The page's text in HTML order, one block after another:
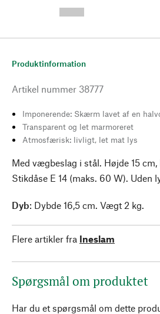
Produktinformation
Artikel nummer 38777
Imponerende: Skærm lavet af en
Transparent og let marmoreret
Atmosfærisk: livligt, let mat lys
Med vægbeslag i stål. Højde 15 cm,
Stikdåse E 14 (maks. 60 W). Uden
Dyb: Dybde 16,5 cm. Vægt 2 kg.
Flere artikler fra Ineslam
Spørgsmål om produktet
Har du et spørgsmål om dette